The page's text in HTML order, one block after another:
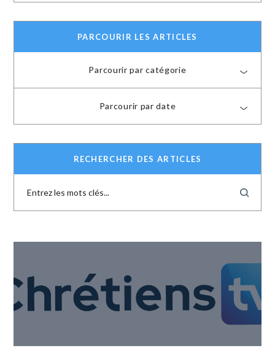
PARCOURIR LES ARTICLES
Parcourir par catégorie
Parcourir par date
RECHERCHER DES ARTICLES